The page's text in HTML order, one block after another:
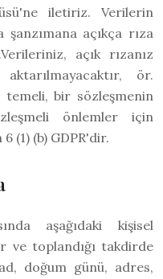
iletiriz. Verilerin
açıkça rıza
açık rızanız
ör.
temeli, bir sözleşmenin
önlemler için
(1) (b) GDPR'dir.
aşağıdaki kişisel
ve toplandığı takdirde
doğum günü, adres,